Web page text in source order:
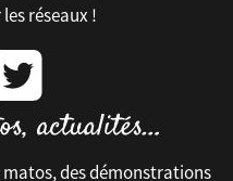
réseaux !
des démonstrations